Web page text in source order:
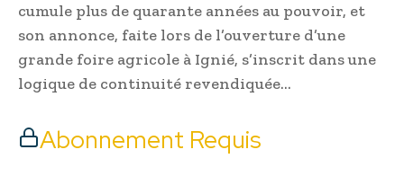
cumule plus de quarante années au pouvoir, et
son annonce, faite lors de l’ouverture d’une
grande foire agricole à Ignié, s’inscrit dans une
logique de continuité revendiquée…
Abonnement Requis